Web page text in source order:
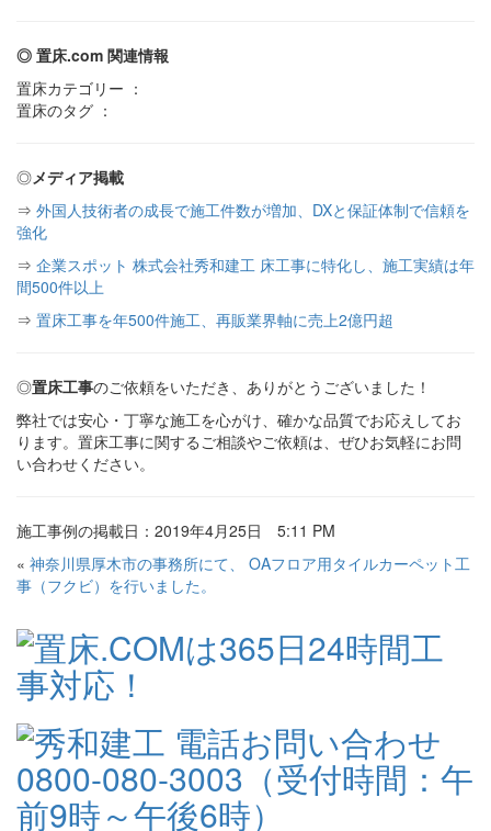
◎ 置床.com 関連情報
置床カテゴリー ：
置床のタグ ：
◎メディア掲載
⇒ 外国人技術者の成長で施工件数が増加、DXと保証体制で信頼を
強化
⇒ 企業スポット 株式会社秀和建工 床工事に特化し、施工実績は年
間500件以上
⇒ 置床工事を年500件施工、再販業界軸に売上2億円超
◎置床工事のご依頼をいただき、ありがとうございました！
弊社では安心・丁寧な施工を心がけ、確かな品質でお応えしてお
ります。置床工事に関するご相談やご依頼は、ぜひお気軽にお問
い合わせください。
施工事例の掲載日：2019年4月25日 5:11 PM
« 神奈川県厚木市の事務所にて、 OAフロア用タイルカーペット工
事（フクビ）を行いました。